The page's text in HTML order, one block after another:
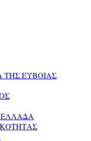
ΤΗΣ ΕΥΒΟΙΑΣ